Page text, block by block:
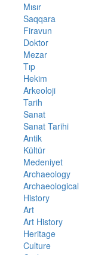
Mısır
Saqqara
Firavun
Doktor
Mezar
Tıp
Hekim
Arkeoloji
Tarih
Sanat
Sanat Tarihi
Antik
Kültür
Medeniyet
Archaeology
Archaeological
History
Art
Art History
Heritage
Culture